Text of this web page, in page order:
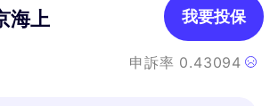
海上
申訴率 0.43094
我要投保